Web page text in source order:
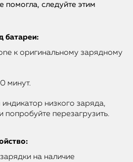
помогла, следуйте этим
батареи:
к оригинальному зарядному
минут.
индикатор низкого заряда,
перезагрузить.
на наличие